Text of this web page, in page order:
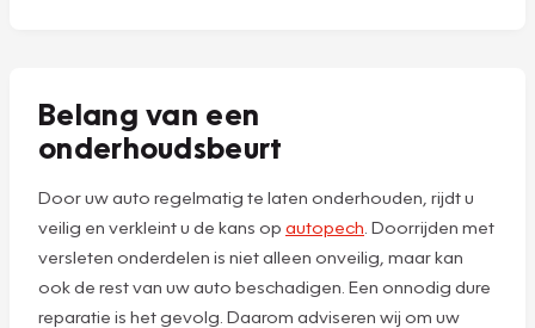
Belang van een
onderhoudsbeurt
Door uw auto regelmatig te laten onderhouden, rijdt u
veilig en verkleint u de kans op autopech . Doorrijden met
versleten onderdelen is niet alleen onveilig, maar kan
ook de rest van uw auto beschadigen. Een onnodig dure
reparatie is het gevolg. Daarom adviseren wij om uw